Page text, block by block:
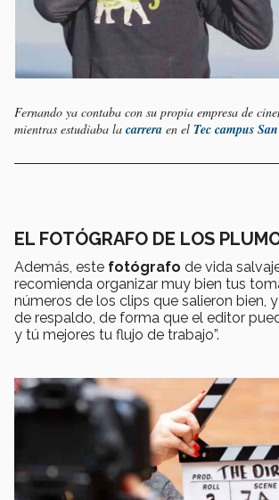
Fernando ya contaba con su propia empresa de
mientras estudiaba la carrera en el Tec campus
EL FOTÓGRAFO DE LOS
Además, este fotógrafo de vida
recomienda organizar muy bien tus
números de los clips que salieron bien,
de respaldo, de forma que el editor
y tú mejores tu flujo de trabajo”.